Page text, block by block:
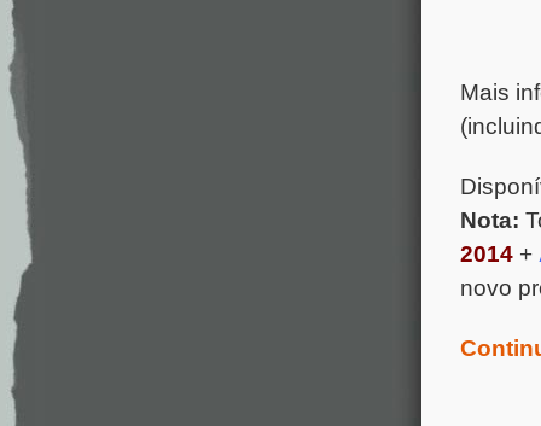
Mais
Nota:
2014 +
novo